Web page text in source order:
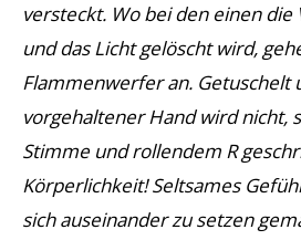
versteckt. Wo bei den einen die
und das Licht gelöscht wird,
Flammenwerfer an. Getuschelt
vorgehaltener Hand wird nicht,
Stimme und rollendem R
Körperlichkeit! Seltsames
sich auseinander zu setzen